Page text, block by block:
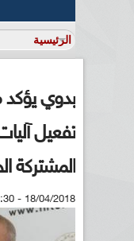
بدوي
تفعيل
المشتركة
18/04/2018 - 09:30